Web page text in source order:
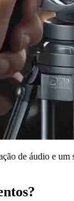
de áudio e